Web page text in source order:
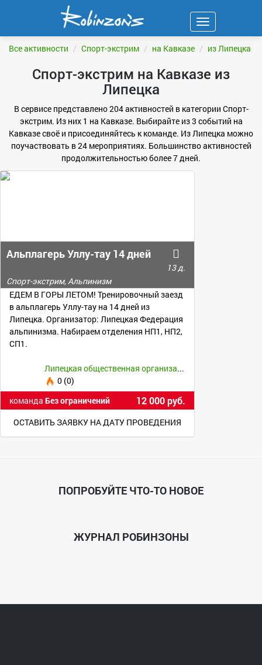
Навигация
Все активности Спорт-экстрим на Кавказе из Липецка
Спорт-экстрим на Кавказе из
Липецка
В сервисе представлено 204 активностей в категории Спорт-
экстрим. Из них 1 на Кавказе. Выбирайте из 3 событий на
Кавказе своё и присоединяйтесь к команде. Из Липецка можно
поучаствовать в 24 мероприятиях. Большинство активностей
продолжительностью более 7 дней.
Альплагерь Уллу-тау 14 дней
13 д.
Спорт-экстрим, Альпинизм
ЕДЕМ В ГОРЫ ЛЕТОМ! Тренировочный заезд
в альплагерь Уллу-тау на 14 дней из
Липецка. Организатор: Липецкая Федерация
альпинизма. Набираем отделения НП1, НП2,
СП1.
Липецкая общественная организация Федерация альпинизма скалолазания и туризма
0 (0)
команда Без ограничений 12 000 руб.
ОСТАВИТЬ ЗАЯВКУ НА ДАТУ ПРОВЕДЕНИЯ
ПОПРОБУЙТЕ ЧТО-ТО НОВОЕ
ЖУРНАЛ РОБИНЗОНЫ